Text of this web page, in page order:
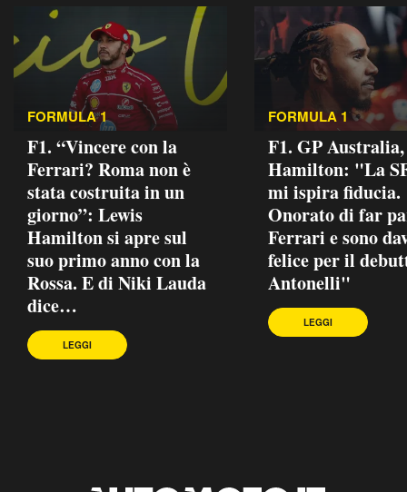
FORMULA 1
F1. “Vincere con la
Ferrari? Roma non è
stata costruita in un
giorno”: Lewis
Hamilton si apre sul
suo primo anno con la
Rossa. E di Niki Lauda
dice…
LEGGI
FORMULA 1
F1. GP Australia,
Hamilton: "La
mi ispira fiducia.
Onorato di far
Ferrari e sono
felice per il
Antonelli"
LEGGI